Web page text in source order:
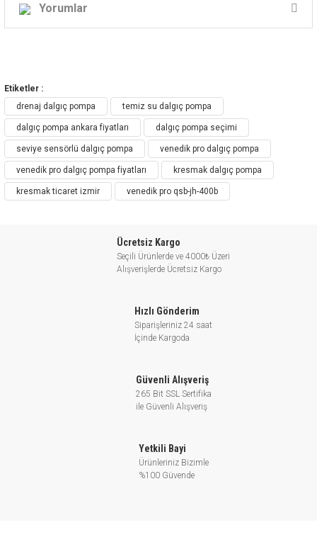
Çıkış: 1"
Max. Debi : 9 m3/h
Max Basınç: 5,5 mSS
Yorumlar
Yorum Yaz
Etiketler :
drenaj dalgıç pompa
temiz su dalgıç pompa
dalgıç pompa ankara fiyatları dalgıç pompa seçimi
seviye sensörlü dalgıç pompa venedik pro dalgıç pompa
venedik pro dalgıç pompa fiyatları kresmak dalgıç pompa
kresmak ticaret izmir venedik pro qsb-jh-400b
Ücretsiz Kargo
Seçili Ürünlerde ve 4000₺ Üzeri
Alışverişlerde Ücretsiz Kargo
Hızlı Gönderim
Siparişleriniz 24 saat
İçinde Kargoda
Güvenli Alışveriş
265 Bit SSL Sertifika
ile Güvenli Alışveriş
Yetkili Bayi
Ürünleriniz Bizimle
%100 Güvende